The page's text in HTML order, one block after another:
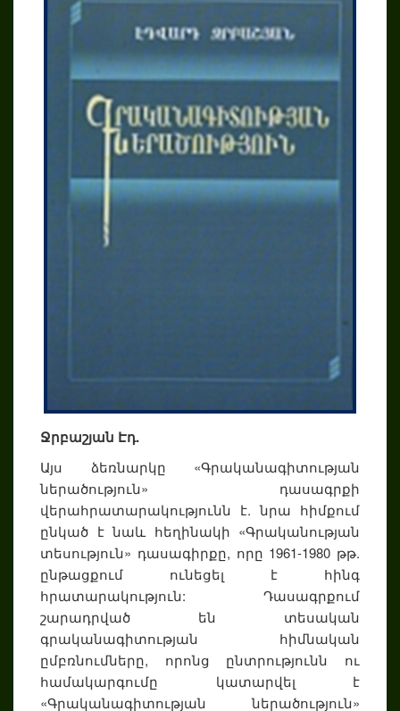
Ջրբաշյան Էդ.
Այս ձեռնարկը «Գրականագիտության
ներածություն» դասագրքի
վերահրատարակությունն է. նրա հիմքում
ընկած է նաև հեղինակի «Գրականության
տեսություն» դասագիրքը, որը 1961-1980 թթ.
ընթացքում ունեցել է հինգ
հրատարակություն: Դասագրքում
շարադրված են տեսական
գրականագիտության հիմնական
ըմբռնումները, որոնց ընտրությունն ու
համակարգումը կատարվել է
«Գրականագիտության ներածություն»